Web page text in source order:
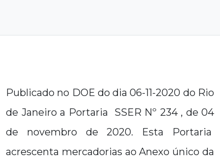
Publicado no DOE do dia 06-11-2020 do Rio
de Janeiro a Portaria SSER Nº 234 , de 04
de novembro de 2020. Esta Portaria
acrescenta mercadorias ao Anexo único da